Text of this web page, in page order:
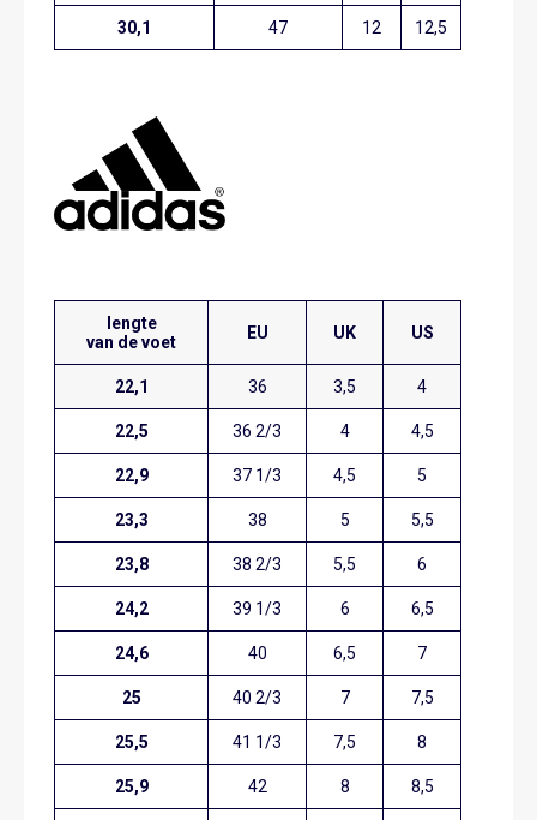
30,1 47 12 12,5
lengte
van de voet
EU UK US
22,1 36 3,5 4
22,5 36 2/3 4 4,5
22,9 37 1/3 4,5 5
23,3 38 5 5,5
23,8 38 2/3 5,5 6
24,2 39 1/3 6 6,5
24,6 40 6,5 7
25 40 2/3 7 7,5
25,5 41 1/3 7,5 8
25,9 42 8 8,5